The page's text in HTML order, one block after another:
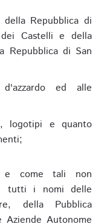
Repubblica di
Castelli e della
Repubblica di San
ed alle
logotipi e quanto
e come tali non
tutti i nomi delle
della Pubblica
Aziende Autonome